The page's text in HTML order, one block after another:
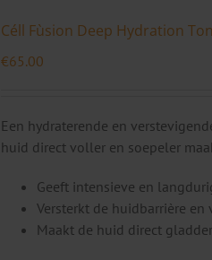
Céll Fùsion Deep Hydration
€65.00
Een hydraterende en
huid direct voller en soepeler
Geeft intensieve en
Versterkt de huidbarrière
Maakt de huid direct